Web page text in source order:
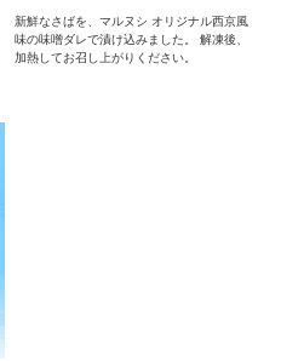
新鮮なさばを、マルヌシ オリジナル西京風
味の味噌ダレで漬け込みました。 解凍後、
加熱してお召し上がりください。